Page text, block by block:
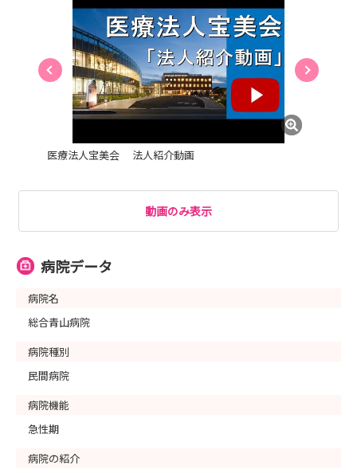
医療法人宝美会 法人紹介動画
動画のみ表示
病院データ
病院名
総合青山病院
病院種別
民間病院
病院機能
急性期
病院の紹介